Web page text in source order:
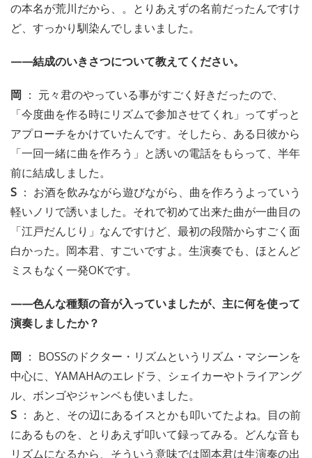
の本名が荒川だから、。とりあえずの名前だったんですけ
ど、すっかり馴染んでしまいました。
——結成のいきさつについて教えてください。
岡 ： 元々君のやっている事がすごく好きだったので、
「今度曲を作る時にリズムで参加させてくれ」ってずっと
アプローチをかけていたんです。そしたら、ある日彼から
「一回一緒に曲を作ろう」と誘いの電話をもらって、半年
前に結成しました。
S ： お酒を飲みながら遊びながら、曲を作ろうよっていう
軽いノリで誘いました。それで初めて出来た曲が一曲目の
「江戸だんじり」なんですけど、最初の段階からすごく面
白かった。岡本君、すごいですよ。生演奏でも、ほとんど
ミスもなく一発OKです。
——色んな種類の音が入っていましたが、主に何を使って
演奏しましたか？
岡 ： BOSSのドクター・リズムというリズム・マシーンを
中心に、YAMAHAのエレドラ、シェイカーやトライアング
ル、ボンゴやジャンベも使いました。
S ： あと、その辺にあるイスとかも叩いてたよね。目の前
にあるものを、とりあえず叩いて録ってみる。どんな音も
リズムになるから、そういう意味では岡本君は生演奏の出